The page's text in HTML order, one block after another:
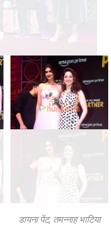
डायना पेंट, तमन्नाह भाटिया